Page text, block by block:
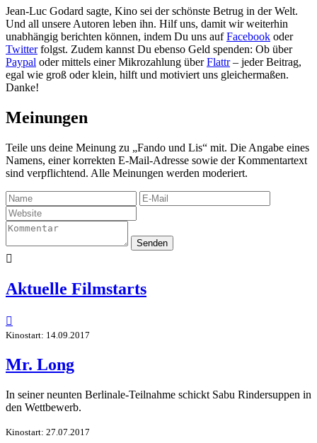
Jean-Luc Godard sagte, Kino sei der schönste Betrug in der Welt.
Und all unsere Autoren leben ihn. Hilf uns, damit wir weiterhin
unabhängig berichten können, indem Du uns aufFacebook oder
Twitterfolgst. Zudem kannst Du ebenso Geld spenden: Ob über
Paypal oder mittels einer Mikrozahlung überFlattr– jeder Beitrag,
egal wie groß oder klein, hilft und motiviert uns gleichermaßen.
Danke!
Meinungen
Teile uns deine Meinung zu „Fando und Lis“ mit. Die Angabe eines
Namens, einer korrekten E-Mail-Adresse sowie der Kommentartext
sind verpflichtend. Alle Meinungen werden moderiert.
Senden

Aktuelle Filmstarts

Kinostart: 14.09.2017
Mr. Long
In seiner neunten Berlinale-Teilnahme schickt Sabu Rindersuppen in
den Wettbewerb.
Kinostart: 27.07.2017